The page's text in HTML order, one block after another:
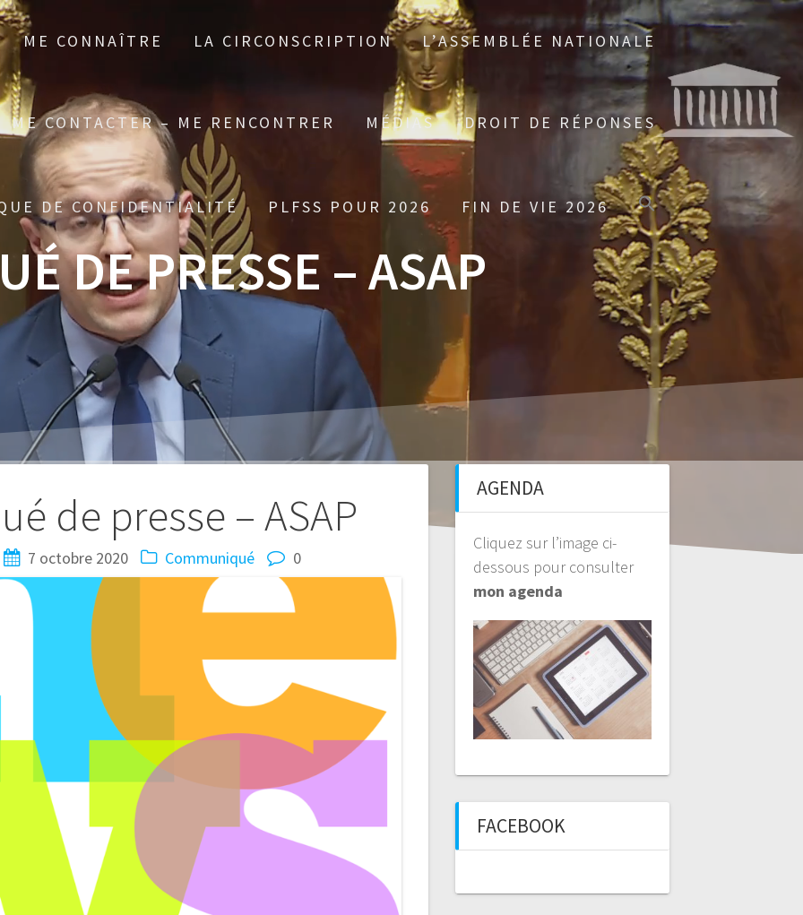
ME CONNAÎTRE LA CIRCONSCRIPTION L’ASSEMBLÉE NATIONALE
ME CONTACTER – ME RENCONTRER MÉDIAS DROIT DE RÉPONSES
DE CONFIDENTIALITÉ PLFSS POUR 2026 FIN DE VIE 2026
DE PRESSE – ASAP
de presse – ASAP
7 octobre 2020 Communiqué 0
AGENDA
Cliquez sur l’image ci-
dessous pour consulter
mon agenda
FACEBOOK